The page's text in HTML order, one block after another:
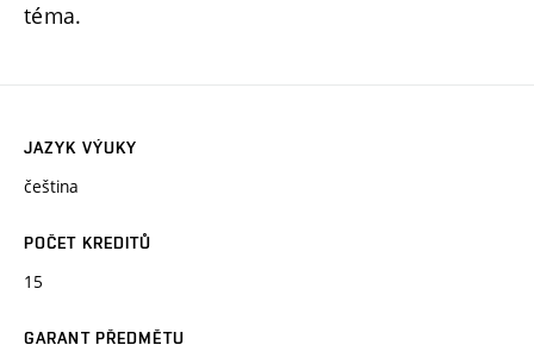
téma.
JAZYK VÝUKY
čeština
POČET KREDITŮ
15
GARANT PŘEDMĚTU